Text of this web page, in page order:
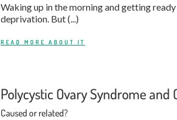
Waking up in the morning and getting
deprivation. But (...)
READ MORE ABOUT IT
Polycystic Ovary Syndrome and
Caused or related?